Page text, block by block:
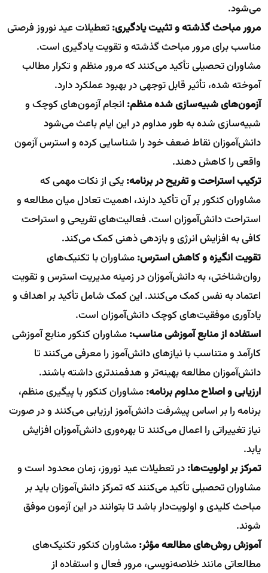
می‌شود.
مرور مباحث گذشته و تثبیت یادگیری:تعطیلات عید نوروز فرصتی
مناسب برای مرور مباحث گذشته و تقویت یادگیری است.
مشاوران تحصیلی تأکید می‌کنند که مرور منظم و تکرار مطالب
آموخته شده، تأثیر قابل توجهی در بهبود عملکرد دارد.
آزمون‌های شبیه‌سازی شده منظم: انجام آزمون‌های کوچک و
شبیه‌سازی شده به طور مداوم در این ایام باعث می‌شود
دانش‌آموزان نقاط ضعف خود را شناسایی کرده و استرس آزمون
واقعی را کاهش دهند.
ترکیب استراحت و تفریح در برنامه:یکی از نکات مهمی که
مشاوران کنکور بر آن تأکید دارند، اهمیت تعادل میان مطالعه و
استراحت دانش‌آموزان است. فعالیت‌های تفریحی و استراحت
کافی به افزایش انرژی و بازدهی ذهنی کمک می‌کند.
تقویت انگیزه و کاهش استرس:مشاوران با تکنیک‌های
روان‌شناختی، به دانش‌آموزان در زمینه مدیریت استرس و تقویت
اعتماد به نفس کمک می‌کنند. این کمک شامل تأکید بر اهداف و
یادآوری موفقیت‌های کوچک دانش‌آموزان است.
استفاده از منابع آموزشی مناسب:مشاوران کنکور منابع آموزشی
کارآمد و متناسب با نیازهای دانش‌آموز را معرفی می‌کنند تا
دانش‌آموزان مطالعه بهینه‌تر و هدفمند‌تری داشته باشند.
ارزیابی و اصلاح مداوم برنامه:مشاوران کنکور با پیگیری منظم،
برنامه را بر اساس پیشرفت دانش‌آموز ارزیابی می‌کنند و در صورت
نیاز تغییراتی را اعمال می‌کنند تا بهره‌وری دانش‌آموزان افزایش
یابد.
تمرکز بر اولویت‌ها:در تعطیلات عید نوروز، زمان محدود است و
مشاوران تحصیلی تأکید می‌کنند که تمرکز دانش‌آموزان باید بر
مباحث کلیدی و اولویت‌دار باشد تا بتوانند در این آزمون موفق
شوند.
آموزش روش‌های مطالعه مؤثر:مشاوران کنکور تکنیک‌های
مطالعاتی مانند خلاصه‌نویسی، مرور فعال و استفاده از